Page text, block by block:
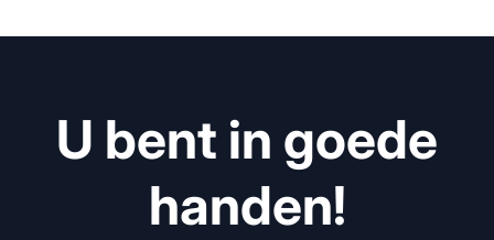
U bent in goede
handen!